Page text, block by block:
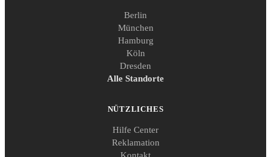
Berlin
München
Hamburg
Köln
Dresden
Alle Standorte
NÜTZLICHES
Hilfe Center
Reklamation